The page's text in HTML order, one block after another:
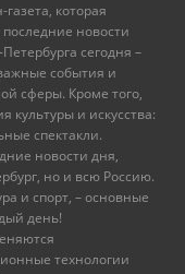
которая
новости
сегодня –
события и
сферы. Кроме того,
культуры и искусства:
спектакли.
новости дня,
но и всю Россию.
и спорт, – основные
день!
технологии